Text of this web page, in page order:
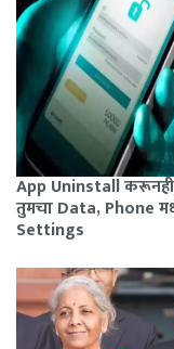
App Uninstall
तुमचा Data, Phone
Settings